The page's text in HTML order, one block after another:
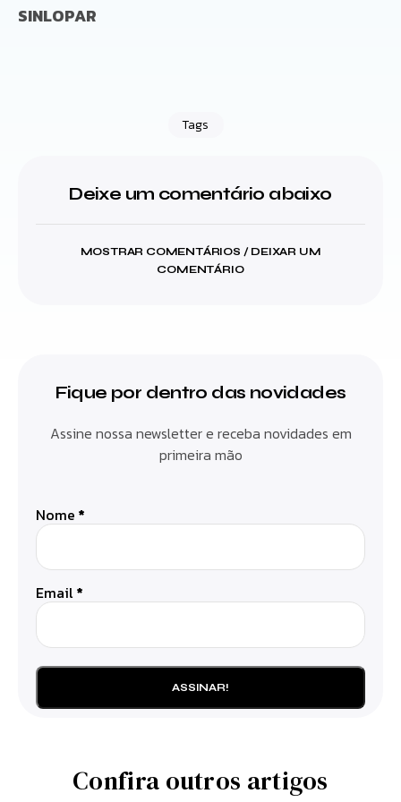
SINLOPAR
Tags
Deixe um comentário abaixo
MOSTRAR COMENTÁRIOS / DEIXAR UM
COMENTÁRIO
Fique por dentro das novidades
Assine nossa newsletter e receba novidades em
primeira mão
Nome *
Email*
Confira outros artigos